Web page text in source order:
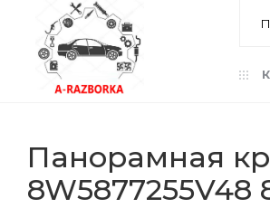
Панорамная
8W5877255V48